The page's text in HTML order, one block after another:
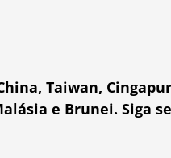
Taiwan,
e Brunei. Siga